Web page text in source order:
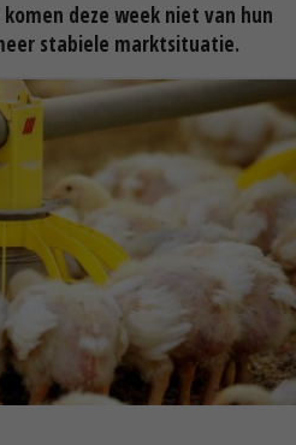
deze week niet van hun
stabiele marktsituatie.